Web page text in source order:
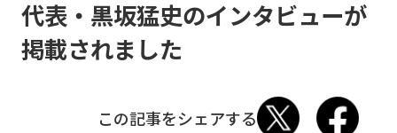
代表・黒坂猛史のインタビューが
掲載されました